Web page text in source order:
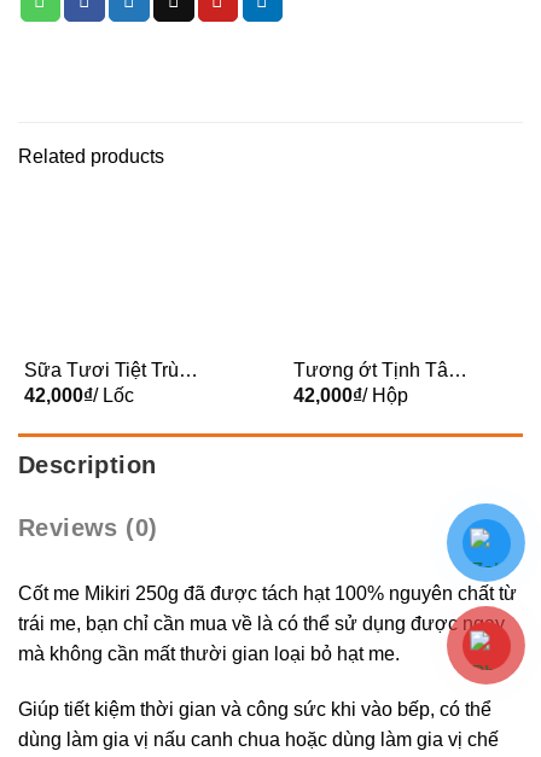
Related products
Sữa Tươi Tiệt Trùng
Meadow Fresh
42,000₫/ Lốc
Tương ớt Tịnh Tâm
Hội An 210g
42,000₫/ Hộp
Description
Reviews (0)
Cốt me Mikiri 250g đã được tách hạt 100% nguyên chất từ
trái me, bạn chỉ cần mua về là có thể sử dụng được ngay
mà không cần mất thười gian loại bỏ hạt me.
Giúp tiết kiệm thời gian và công sức khi vào bếp, có thể
dùng làm gia vị nấu canh chua hoặc dùng làm gia vị chế